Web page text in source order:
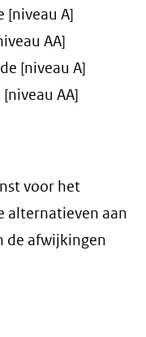
[niveau A]
AA]
[niveau A]
AA]
voor het
alternatieven aan
de afwijkingen